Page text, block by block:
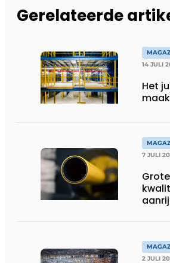
Gerelateerde
14 JULI
Het
7 JULI
2 JULI